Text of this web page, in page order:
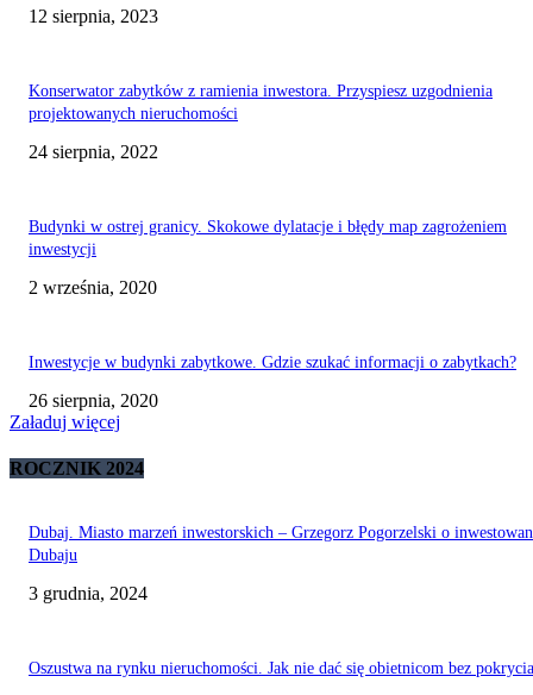
12 sierpnia, 2023
Konserwator zabytków z ramienia inwestora. Przyspiesz uzgodnienia
projektowanych nieruchomości
24 sierpnia, 2022
Budynki w ostrej granicy. Skokowe dylatacje i błędy map zagrożeniem
inwestycji
2 września, 2020
Inwestycje w budynki zabytkowe. Gdzie szukać informacji o zabytkach?
26 sierpnia, 2020
Załaduj więcej
ROCZNIK 2024
Dubaj. Miasto marzeń inwestorskich – Grzegorz Pogorzelski o
Dubaju
3 grudnia, 2024
Oszustwa na rynku nieruchomości. Jak nie dać się obietnicom bez